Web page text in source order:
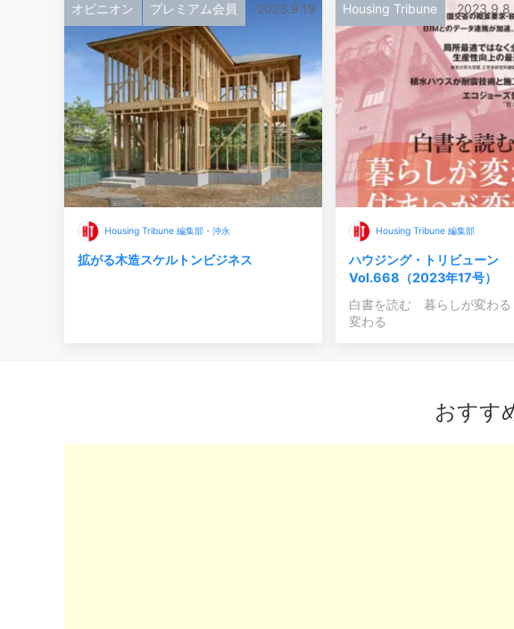
オピニオン プレミアム会員 2023.9.19
Housing Tribune 編集部・沖永
拡がる木造スケルトンビジネス
Housing Tribune 2023.9.8
Housing Tribune 編集部
ハウジング・トリビューン
Vol.668（2023年17号）
白書を読む 暮らしが変わ
変わる
おすす